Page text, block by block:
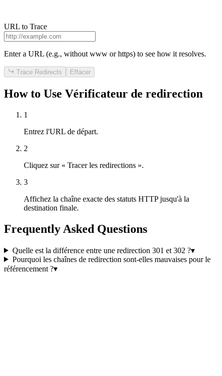
URL to Trace
Enter a URL (e.g., without www or https) to see how it resolves.
Trace Redirects Effacer
How to Use Vérificateur de redirection
1
Entrez l'URL de départ.
2
Cliquez sur « Tracer les redirections ».
3
Affichez la chaîne exacte des statuts HTTP jusqu'à la
destination finale.
Frequently Asked Questions
Quelle est la différence entre une redirection 301 et 302 ?▾
Pourquoi les chaînes de redirection sont-elles mauvaises pour le
référencement ?▾